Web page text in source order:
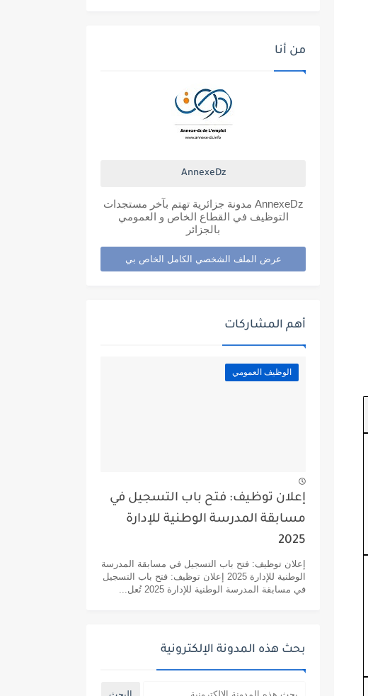
من أنا
AnnexeDz
AnnexeDz مدونة جزائرية تهتم بآخر مستجدات
التوظيف في القطاع الخاص و العمومي
بالجزائر
عرض الملف الشخصي الكامل الخاص بي
أهم المشاركات
الوظيف العمومي
إعلان توظيف: فتح باب التسجيل في
مسابقة المدرسة الوطنية للإدارة
2025
إعلان توظيف: فتح باب التسجيل في مسابقة المدرسة
الوطنية للإدارة 2025 إعلان توظيف: فتح باب التسجيل
في مسابقة المدرسة الوطنية للإدارة 2025 تُعل...
بحث هذه المدونة الإلكترونية